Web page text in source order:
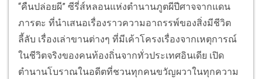
“คืนปล่อยผี” ซีรี่ส์หลอนแห่งตำนานภูตผีปีศาจจากแดน
ภารตะ ที่นำเสนอเรื่องราวความอาถรรพ์ของสิ่งมีชีวิต
ลี้ลับ เรื่องเล่าขานต่างๆ ที่มีเค้าโครงเรื่องจากเหตุการณ์
ในชีวิตจริงของคนท้องถิ่นจากทั่วประเทศอินเดีย เปิด
ตำนานโบราณในอดีตที่ชวนทุกคนขวัญผวาในทุกความ